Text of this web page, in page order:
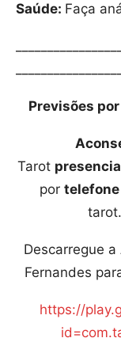
Saúde: Faça
Previsões
Tarot
por
Descarregue a
Fernandes
https://